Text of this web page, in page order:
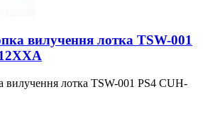
вилучення лотка TSW-001
вилучення лотка TSW-001 PS4 CUH-